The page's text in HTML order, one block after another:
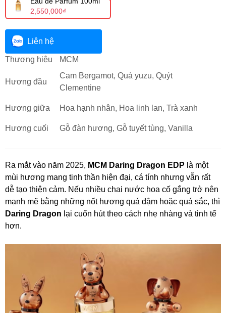
2,550,000₫
Liên hệ
Thương hiệu MCM
Hương đầu
Cam Bergamot, Quả yuzu, Quýt
Clementine
Hương giữa Hoa hạnh nhân, Hoa linh lan, Trà xanh
Hương cuối Gỗ đàn hương, Gỗ tuyết tùng, Vanilla
Ra mắt vào năm 2025, MCM Daring Dragon EDP là một
mùi hương mang tinh thần hiện đại, cá tính nhưng vẫn rất
dễ tạo thiện cảm. Nếu nhiều chai nước hoa cố gắng trở nên
mạnh mẽ bằng những nốt hương quá đậm hoặc quá sắc, thì
Daring Dragon lại cuốn hút theo cách nhẹ nhàng và tinh tế
hơn.